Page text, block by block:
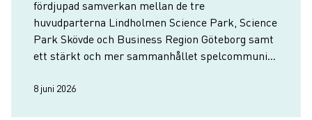
fördjupad samverkan mellan de tre
huvudparterna Lindholmen Science Park, Science
Park Skövde och Business Region Göteborg samt
ett stärkt och mer sammanhållet spelcommunity
Arena - för att skapa bättre förutsättning…
8 juni 2026